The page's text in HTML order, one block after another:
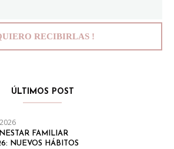
ÚLTIMOS POST
FAMILIAR
NUEVOS HÁBITOS